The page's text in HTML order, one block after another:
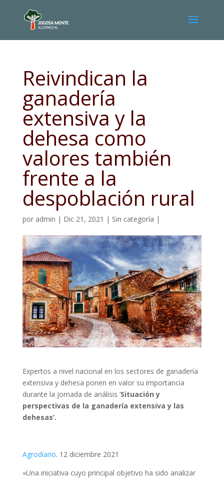
Reivindican la
ganadería
extensiva y la
dehesa como
valores también
frente a la
despoblación rural
por admin | Dic 21, 2021 | Sin categoría |
Expertos a nivel nacional en los sectores de ganadería
extensiva y dehesa ponen en valor su importancia
durante la jornada de análisis ‘Situación y
perspectivas de la ganadería extensiva y las
dehesas’.
Agrodiario. 12 diciembre 2021
«Una iniciativa cuyo principal objetivo ha sido analizar